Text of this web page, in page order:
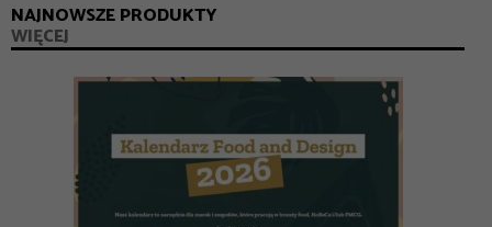
NAJNOWSZE PRODUKTY
WIĘCEJ